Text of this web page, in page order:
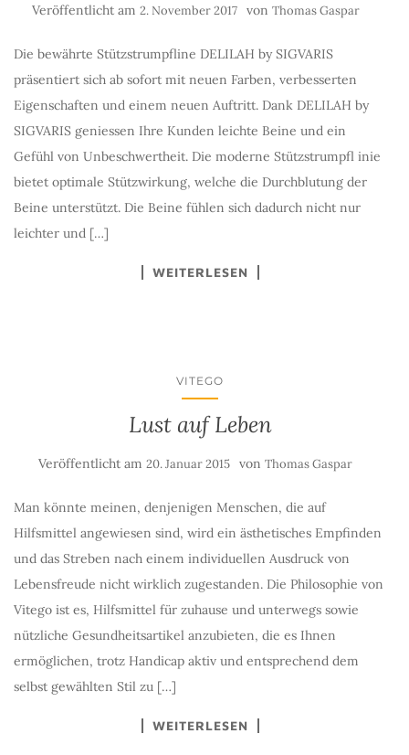
Veröffentlicht am 2. November 2017 von Thomas Gaspar
Die bewährte Stützstrumpfline DELILAH by SIGVARIS
präsentiert sich ab sofort mit neuen Farben, verbesserten
Eigenschaften und einem neuen Auftritt. Dank DELILAH by
SIGVARIS geniessen Ihre Kunden leichte Beine und ein
Gefühl von Unbeschwertheit. Die moderne Stützstrumpfl inie
bietet optimale Stützwirkung, welche die Durchblutung der
Beine unterstützt. Die Beine fühlen sich dadurch nicht nur
leichter und […]
WEITERLESEN
VITEGO
Lust auf Leben
Veröffentlicht am 20. Januar 2015 von Thomas Gaspar
Man könnte meinen, denjenigen Menschen, die auf
Hilfsmittel angewiesen sind, wird ein ästhetisches Empfinden
und das Streben nach einem individuellen Ausdruck von
Lebensfreude nicht wirklich zugestanden. Die Philosophie von
Vitego ist es, Hilfsmittel für zuhause und unterwegs sowie
nützliche Gesundheitsartikel anzubieten, die es Ihnen
ermöglichen, trotz Handicap aktiv und entsprechend dem
selbst gewählten Stil zu […]
WEITERLESEN